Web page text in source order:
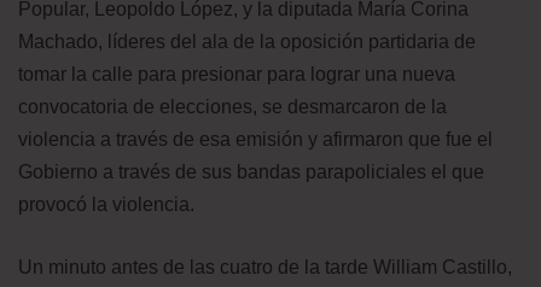
Popular, Leopoldo López, y la diputada María Corina
Machado, líderes del ala de la oposición partidaria de
tomar la calle para presionar para lograr una nueva
convocatoria de elecciones, se desmarcaron de la
violencia a través de esa emisión y afirmaron que fue el
Gobierno a través de sus bandas parapoliciales el que
provocó la violencia.
Un minuto antes de las cuatro de la tarde William Castillo,